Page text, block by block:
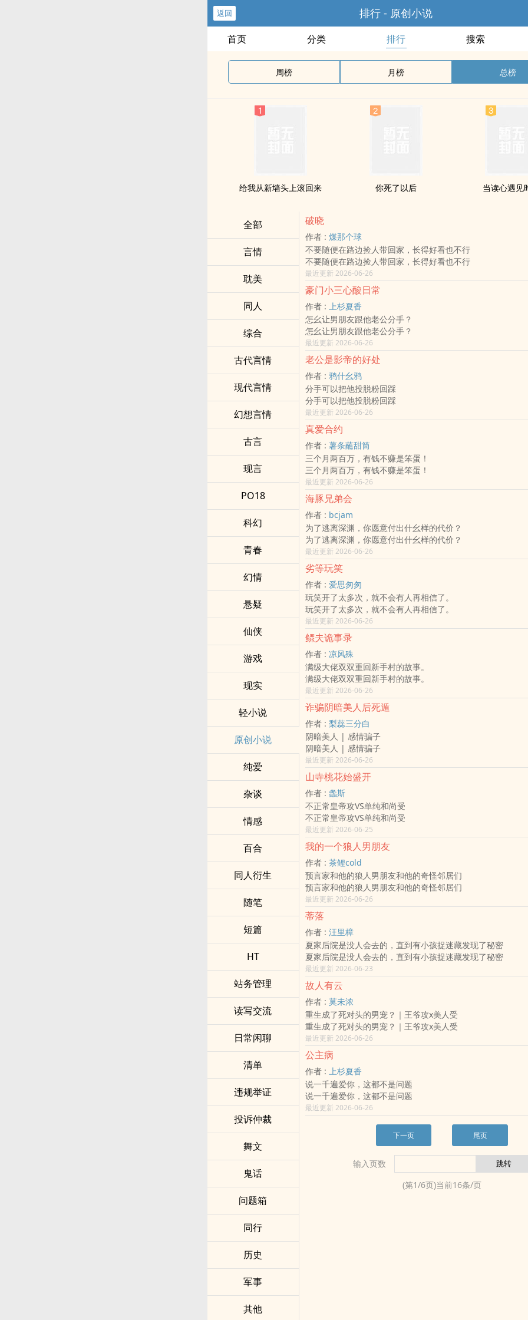
返回 排行 - 原创小说
首页 分类 排行 搜索
周榜 月榜 总榜
给我从新墙头上滚回来 你死了以后 当读心遇见
全部
言情
耽美
同人
综合
古代言情
现代言情
幻想言情
古言
现言
PO18
科幻
青春
幻情
悬疑
仙侠
游戏
现实
轻小说
原创小说
纯爱
杂谈
情感
百合
同人衍生
随笔
短篇
HT
站务管理
读写交流
日常闲聊
清单
违规举证
投诉仲裁
舞文
鬼话
问题箱
同行
历史
军事
其他
破晓
作者 : 煤那个球
不要随便在路边捡人带回家，长得好看也不行
不要随便在路边捡人带回家，长得好看也不行
最近更新 2026-06-26
豪门小三心酸日常
作者 : 上杉夏香
怎幺让男朋友跟他老公分手？
怎幺让男朋友跟他老公分手？
最近更新 2026-06-26
老公是影帝的好处
作者 : 鸦什幺鸦
分手可以把他投脱粉回踩
分手可以把他投脱粉回踩
最近更新 2026-06-26
真爱合约
作者 : 薯条蘸甜筒
三个月两百万，有钱不赚是笨蛋！
三个月两百万，有钱不赚是笨蛋！
最近更新 2026-06-26
海豚兄弟会
作者 : bcjam
为了逃离深渊，你愿意付出什幺样的代价？
为了逃离深渊，你愿意付出什幺样的代价？
最近更新 2026-06-26
劣等玩笑
作者 : 爱思匆匆
玩笑开了太多次，就不会有人再相信了。
玩笑开了太多次，就不会有人再相信了。
最近更新 2026-06-26
鳏夫诡事录
作者 : 凉风殊
满级大佬双双重回新手村的故事。
满级大佬双双重回新手村的故事。
最近更新 2026-06-26
诈骗阴暗美人后死遁
作者 : 梨蕊三分白
阴暗美人 | 感情骗子
阴暗美人 | 感情骗子
最近更新 2026-06-26
山寺桃花始盛开
作者 : 螽斯
不正常皇帝攻VS单纯和尚受
不正常皇帝攻VS单纯和尚受
最近更新 2026-06-25
我的一个狼人男朋友
作者 : 茶鲤cold
预言家和他的狼人男朋友和他的奇怪邻居们
预言家和他的狼人男朋友和他的奇怪邻居们
最近更新 2026-06-26
蒂落
作者 : 汪里樟
夏家后院是没人会去的，直到有小孩捉迷藏发现了秘密
夏家后院是没人会去的，直到有小孩捉迷藏发现了秘密
最近更新 2026-06-23
故人有云
作者 : 莫未浓
重生成了死对头的男宠？｜王爷攻x美人受
重生成了死对头的男宠？｜王爷攻x美人受
最近更新 2026-06-26
公主病
作者 : 上杉夏香
说一千遍爱你，这都不是问题
说一千遍爱你，这都不是问题
最近更新 2026-06-26
下一页 尾页
输入页数
(第1/6页)当前16条/页